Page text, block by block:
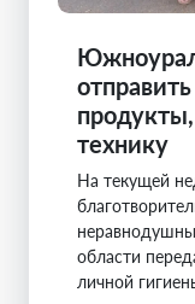
технику
На текущей
области
личной